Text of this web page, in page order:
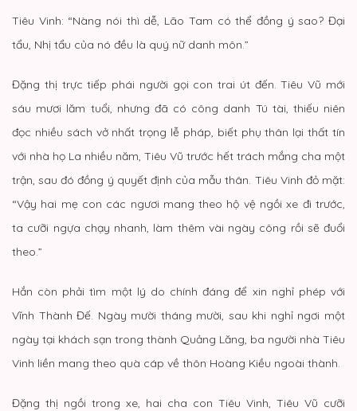
Tiêu Vinh: “Nàng nói thì dễ, Lão Tam có thể đồng ý sao? Đại
tẩu, Nhị tẩu của nó đều là quý nữ danh môn.”
Đặng thị trực tiếp phái người gọi con trai út đến. Tiêu Vũ mới
sáu mươi lăm tuổi, nhưng đã có công danh Tú tài, thiếu niên
đọc nhiều sách vở nhất trọng lễ pháp, biết phụ thân lại thất tín
với nhà họ La nhiều năm, Tiêu Vũ trước hết trách mắng cha một
trận, sau đó đồng ý quyết định của mẫu thân. Tiêu Vinh đỏ mặt:
“Vậy hai mẹ con các ngươi mang theo hộ vệ ngồi xe đi trước,
ta cưỡi ngựa chạy nhanh, làm thêm vài ngày công rồi sẽ đuổi
theo.”
Hắn còn phải tìm một lý do chính đáng để xin nghỉ phép với
Vĩnh Thành Đế. Ngày mười tháng mười, sau khi nghỉ ngơi một
ngày tại khách sạn trong thành Quảng Lăng, ba người nhà Tiêu
Vinh liền mang theo quà cáp về thôn Hoàng Kiều ngoài thành.
Đặng thị ngồi trong xe, hai cha con Tiêu Vinh, Tiêu Vũ cưỡi